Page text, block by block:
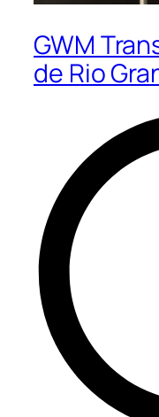
GWM
de Rio